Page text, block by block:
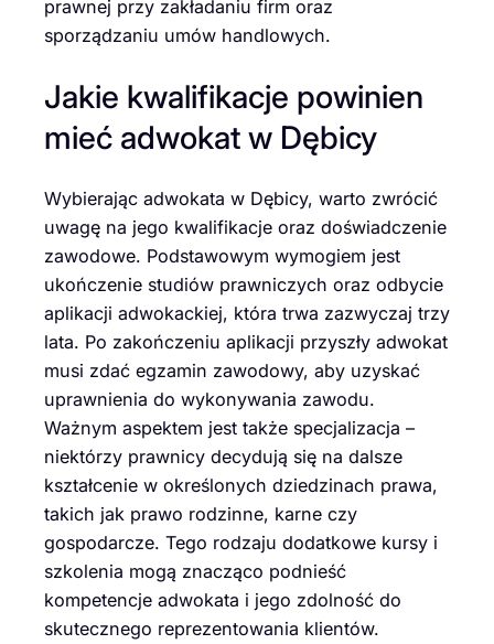
prawnej przy zakładaniu firm oraz
sporządzaniu umów handlowych.
Jakie kwalifikacje powinien
mieć adwokat w Dębicy
Wybierając adwokata w Dębicy, warto zwrócić
uwagę na jego kwalifikacje oraz doświadczenie
zawodowe. Podstawowym wymogiem jest
ukończenie studiów prawniczych oraz odbycie
aplikacji adwokackiej, która trwa zazwyczaj trzy
lata. Po zakończeniu aplikacji przyszły adwokat
musi zdać egzamin zawodowy, aby uzyskać
uprawnienia do wykonywania zawodu.
Ważnym aspektem jest także specjalizacja –
niektórzy prawnicy decydują się na dalsze
kształcenie w określonych dziedzinach prawa,
takich jak prawo rodzinne, karne czy
gospodarcze. Tego rodzaju dodatkowe kursy i
szkolenia mogą znacząco podnieść
kompetencje adwokata i jego zdolność do
skutecznego reprezentowania klientów.